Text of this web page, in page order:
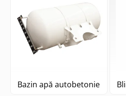
Bazin apă autobetonieră